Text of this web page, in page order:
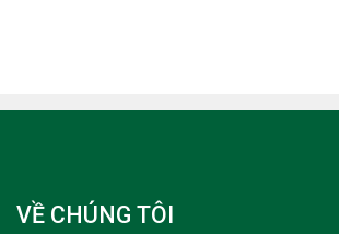
VỀ CHÚNG TÔI